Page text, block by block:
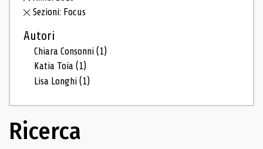
Sezioni: Focus
Autori
Chiara Consonni(1)
Katia Toia(1)
Lisa Longhi(1)
Ricerca